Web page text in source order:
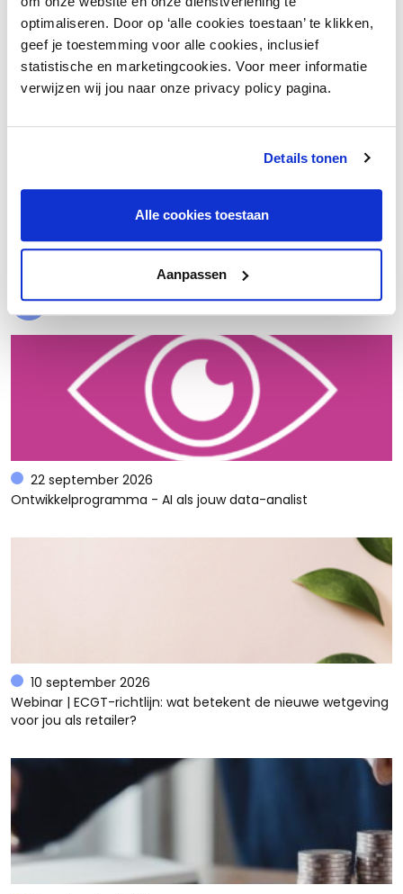
optimaliseren. Door op ‘alle cookies toestaan’ te klikken,
geef je toestemming voor alle cookies, inclusief
statistische en marketingcookies. Voor meer informatie
verwijzen wij jou naar onze privacy policy pagina.
Details tonen
Alle cookies toestaan
Aanpassen
Laad meer
Evenementen
22 september 2026
Ontwikkelprogramma - AI als jouw data-analist
10 september 2026
Webinar | ECGT-richtlijn: wat betekent de nieuwe wetgeving
voor jou als retailer?